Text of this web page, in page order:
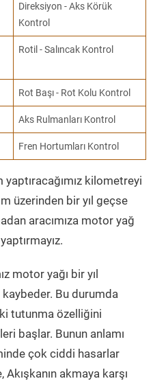
Direksiyon - Aks Körük
Kontrol
Rotil - Salıncak Kontrol
Rot Başı - Rot Kolu Kontrol
Aks Rulmanları Kontrol
Fren Hortumları Kontrol
kilometreyi
üzerinden bir yıl geçse
aracımıza motor yağ
motor yağı bir yıl
Bu durumda
tutunma özelliğini
başlar. Bunun anlamı
çok ciddi hasarlar
akmaya karşı